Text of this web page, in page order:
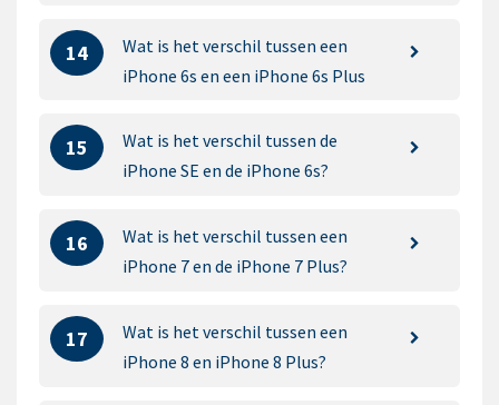
14
Wat is het verschil tussen een
iPhone 6s en een iPhone 6s Plus
15
Wat is het verschil tussen de
iPhone SE en de iPhone 6s?
16
Wat is het verschil tussen een
iPhone 7 en de iPhone 7 Plus?
17
Wat is het verschil tussen een
iPhone 8 en iPhone 8 Plus?